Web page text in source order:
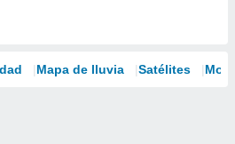
Mapa de lluvia Satélites